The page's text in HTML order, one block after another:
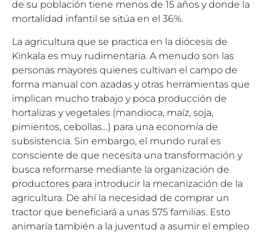
de su población tiene menos de 15 años y donde la
mortalidad infantil se sitúa en el 36%.
La agricultura que se practica en la diócesis de
Kinkala es muy rudimentaria. A menudo son las
personas mayores quienes cultivan el campo de
forma manual con azadas y otras herramientas que
implican mucho trabajo y poca producción de
hortalizas y vegetales (mandioca, maíz, soja,
pimientos, cebollas…) para una economía de
subsistencia. Sin embargo, el mundo rural es
consciente de que necesita una transformación y
busca reformarse mediante la organización de
productores para introducir la mecanización de la
agricultura. De ahí la necesidad de comprar un
tractor que beneficiará a unas 575 familias. Esto
animaría también a la juventud a asumir el empleo